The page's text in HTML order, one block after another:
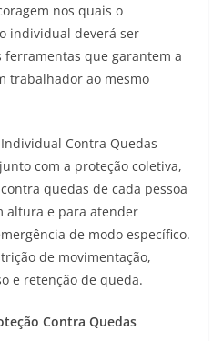
nos quais o
individual deverá ser
que garantem a
trabalhador ao mesmo
Contra Quedas
com a proteção coletiva,
quedas de cada pessoa
altura e para atender
de modo específico.
de movimentação,
e retenção de queda.
Contra Quedas